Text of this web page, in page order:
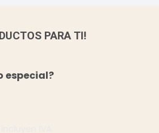
PARA TI!
especial?